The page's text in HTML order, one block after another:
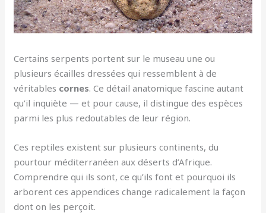
Certains serpents portent sur le museau une ou
plusieurs écailles dressées qui ressemblent à de
véritables cornes. Ce détail anatomique fascine autant
qu’il inquiète — et pour cause, il distingue des espèces
parmi les plus redoutables de leur région.
Ces reptiles existent sur plusieurs continents, du
pourtour méditerranéen aux déserts d’Afrique.
Comprendre qui ils sont, ce qu’ils font et pourquoi ils
arborent ces appendices change radicalement la façon
dont on les perçoit.